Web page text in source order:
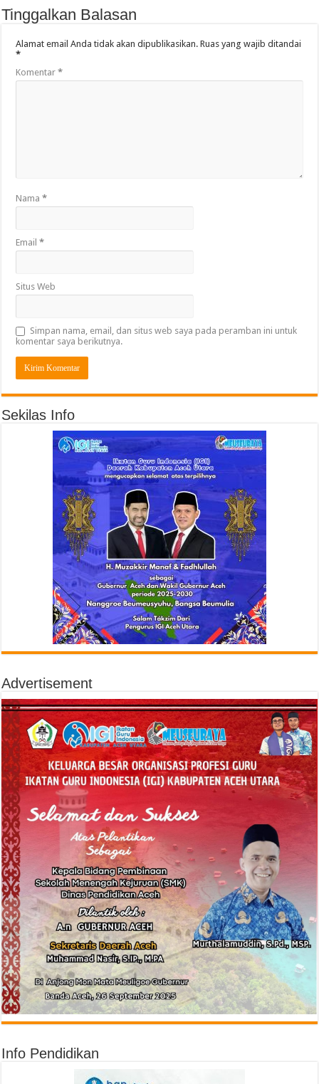
Tinggalkan Balasan
Alamat email Anda tidak akan dipublikasikan. Ruas yang wajib ditandai
*
Komentar*
Nama*
Email*
Situs Web
Simpan nama, email, dan situs web saya pada peramban ini untuk
komentar saya berikutnya.
Sekilas Info
Advertisement
Info Pendidikan